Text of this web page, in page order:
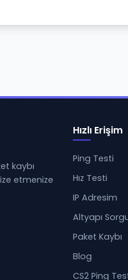
kaybı
etmenize
Hızlı Erişim
Ping Testi
Hız Testi
IP Adresim
Altyapı
Paket Kaybı
Blog
CS2 Ping